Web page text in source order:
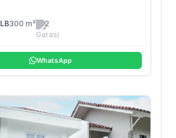
LB300 m² 2
WhatsApp